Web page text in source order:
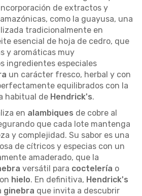
de extractos y
como la guayusa, una
tradicionalmente en
esencial de hoja de cedro, que
y aromáticas muy
ingredientes especiales
un carácter fresco, herbal y con
equilibrados con la
habitual de Hendrick's.
en alambiques de cobre al
que cada lote mantenga
y complejidad. Su sabor es una
de cítricos y especias con un
amaderado, que la
versátil para coctelería o
hielo. En definitiva, Hendrick's
ginebra que invita a descubrir